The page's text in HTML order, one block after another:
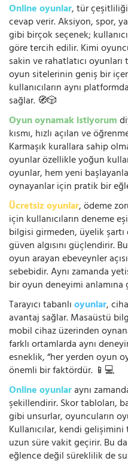
Online oyunlar, tür
cevap verir. Aksiyon, spor,
gibi birçok seçenek;
göre tercih edilir. Kimi
sakin ve rahatlatıcı
oyun sitelerinin geniş bir
kullanıcıların aynı
sağlar. 🧭🎲
Oyun oynamak istiyorum
kısmı, hızlı açılan ve
Karmaşık kurallara sahip
oyunlar özellikle yoğun
oyunlar, hem yeni
oynayanlar için pratik bir
Ücretsiz oyunlar, ödeme
için kullanıcıların deneme
bilgisi girmeden, üyelik
güven algısını güçlendirir.
oyun arayan ebeveynler
sebebidir. Aynı zamanda
bir oyun deneyimi
Tarayıcı tabanlıoyunlar,
avantaj sağlar. Masaüstü
mobil cihaz üzerinden
farklı ortamlarda aynı
esneklik, “her yerden oyun
önemli bir faktördür. 📱💻
Online oyunlaraynı
şekillendirir. Skor tabloları,
gibi unsurlar, oyuncuların
Kullanıcılar, kendi
uzun süre vakit geçirir. Bu
eğlence değil süreklilik de